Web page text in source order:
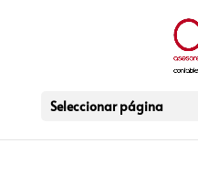
Seleccionar página